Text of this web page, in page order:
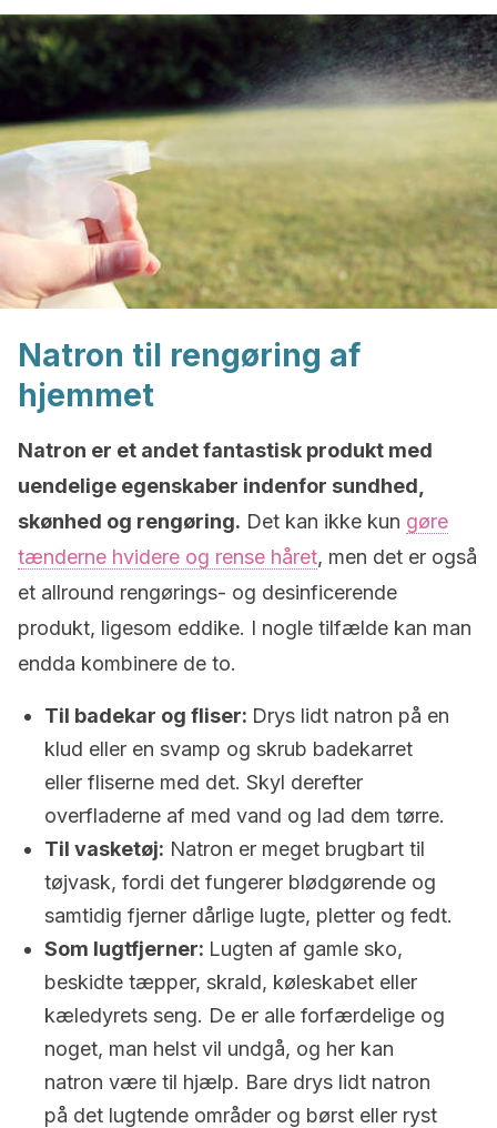
Natron til rengøring af
hjemmet
Natron er et andet fantastisk produkt med
uendelige egenskaber indenfor sundhed,
skønhed og rengøring. Det kan ikke kun gøre
tænderne hvidere og rense håret, men det er også
et allround rengørings- og desinficerende
produkt, ligesom eddike. I nogle tilfælde kan man
endda kombinere de to.
Til badekar og fliser: Drys lidt natron på en
klud eller en svamp og skrub badekarret
eller fliserne med det. Skyl derefter
overfladerne af med vand og lad dem tørre.
Til vasketøj: Natron er meget brugbart til
tøjvask, fordi det fungerer blødgørende og
samtidig fjerner dårlige lugte, pletter og fedt.
Som lugtfjerner: Lugten af gamle sko,
beskidte tæpper, skrald, køleskabet eller
kæledyrets seng. De er alle forfærdelige og
noget, man helst vil undgå, og her kan
natron være til hjælp. Bare drys lidt natron
på det lugtende områder og børst eller ryst